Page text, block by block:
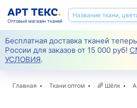
Бесплатная доставка тканей
России для заказов от 15 000 руб!
УСЛОВИЯ.
Оптовый магазин тканей
Главная Ткани оптом 🌈 Шёлк